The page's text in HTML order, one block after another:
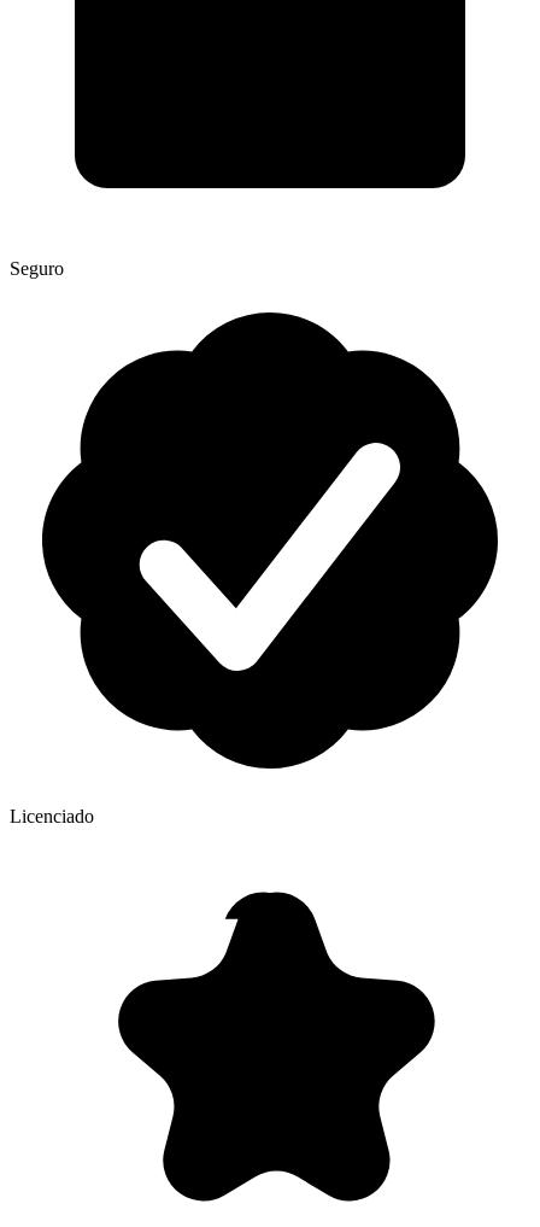
Seguro
Licenciado